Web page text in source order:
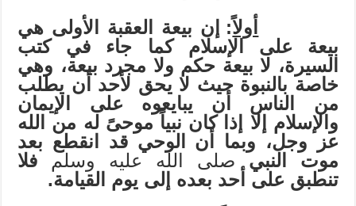
أولاً: إن بيعة العقبة الأولى هي
بيعة على الإسلام كما جاء في كتب
السيرة، لا بيعة حكم ولا مجرد بيعة، وهي
خاصة بالنبوة حيث لا يحق لأحد أن يطلب
من الناس أن يبايعوه على الإيمان
والإسلام إلا إذا كان نبياً موحىً له من الله
عز وجل، وبما أن الوحي قد انقطع بعد
موت النبي صلى الله عليه وسلم فلا
تنطبق على أحد بعده إلى يوم القيامة.